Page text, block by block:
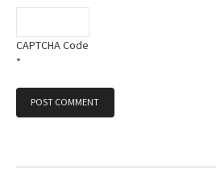
CAPTCHA Code
*